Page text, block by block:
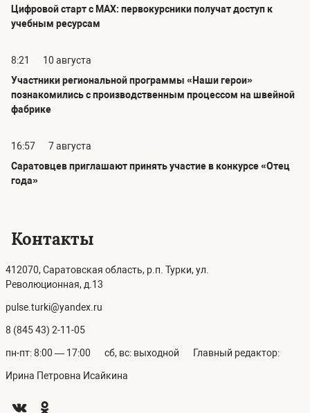
Цифровой старт с MAX: первокурсники получат доступ к
учебным ресурсам
8:21
10 августа
Участники региональной программы «Наши герои»
познакомились с производственным процессом на швейной
фабрике
16:57
7 августа
Саратовцев приглашают принять участие в конкурсе «Отец
года»
Контакты
412070, Саратовская область, р.п. Турки, ул.
Революционная, д.13
pulse.turki@yandex.ru
8 (845 43) 2-11-05
пн-пт: 8:00 — 17:00 сб, вс: выходной Главный редактор:
Ирина Петровна Исайкина